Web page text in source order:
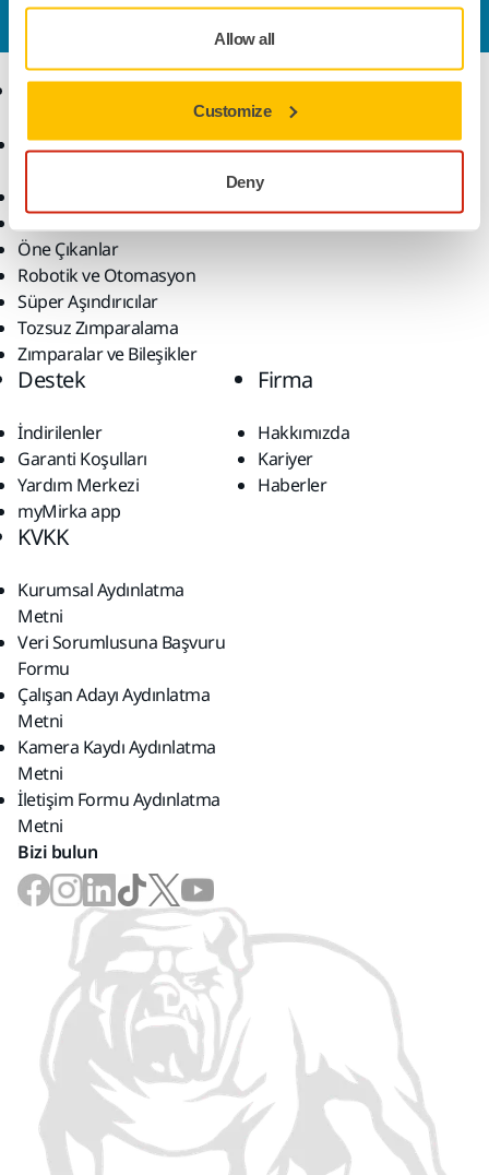
Allow all
Customize
Deny
yanıtlasın.
Ürünler
Aksesuarlar ve Sarf
Öne Çıkanlar
Robotik ve Otomasyon
Süper Aşındırıcılar
Tozsuz Zımparalama
Zımparalar ve Bileşikler
Uzmanlık
Sektörler
Çözümler
Destek
İndirilenler
Garanti Koşulları
Yardım Merkezi
myMirka app
Firma
Hakkımızda
Kariyer
Haberler
KVKK
Kurumsal Aydınlatma
Metni
Veri Sorumlusuna Başvuru
Formu
Çalışan Adayı Aydınlatma
Metni
Kamera Kaydı Aydınlatma
Metni
İletişim Formu Aydınlatma
Metni
Bizi bulun